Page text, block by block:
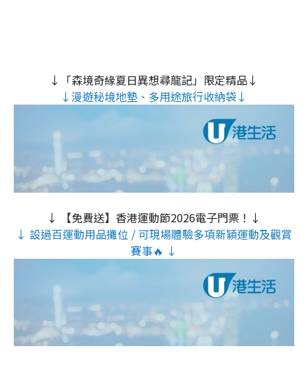
↓「森境奇緣夏日異想尋龍記」限定精品↓
↓漫遊秘境地墊、多用途旅行收納袋↓
↓ 【免費送】香港運動節2026電子門票！↓
↓ 設過百運動用品攤位 / 可現場體驗多項新穎運動及觀賞
賽事🔥 ↓